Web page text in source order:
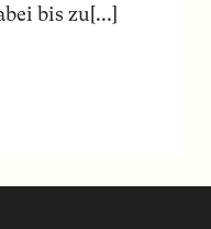
bis zu[...]